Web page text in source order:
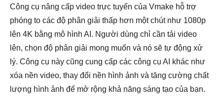
Công cụ nâng cấp video trực tuyến của Vmake hỗ trợ
phóng to các độ phân giải thấp hơn một chút như 1080p
lên 4K bằng mô hình AI. Người dùng chỉ cần tải video
lên, chọn độ phân giải mong muốn và nó sẽ tự động xử
lý. Công cụ này cũng cung cấp các công cụ AI khác như
xóa nền video, thay đổi nền hình ảnh và tăng cường chất
lượng hình ảnh để mở rộng khả năng sáng tạo của bạn.